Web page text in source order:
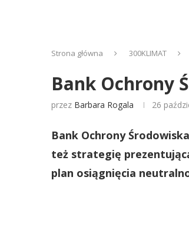
Strona główna 300KLIMAT
Bank Ochrony
przez Barbara Rogala 26
Bank Ochrony
też strategię
plan osiągnięcia